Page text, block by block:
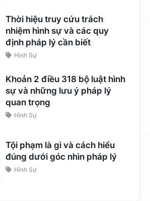
Thời hiệu truy cứu trách
nhiệm hình sự và các quy
định pháp lý cần biết
Hình Sự
Khoản 2 điều 318 bộ luật hình
sự và những lưu ý pháp lý
quan trọng
Hình Sự
Tội phạm là gì và cách hiểu
đúng dưới góc nhìn pháp lý
Hình Sự